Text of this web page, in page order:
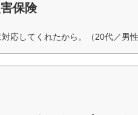
保険
応してくれたから。（20代／男性